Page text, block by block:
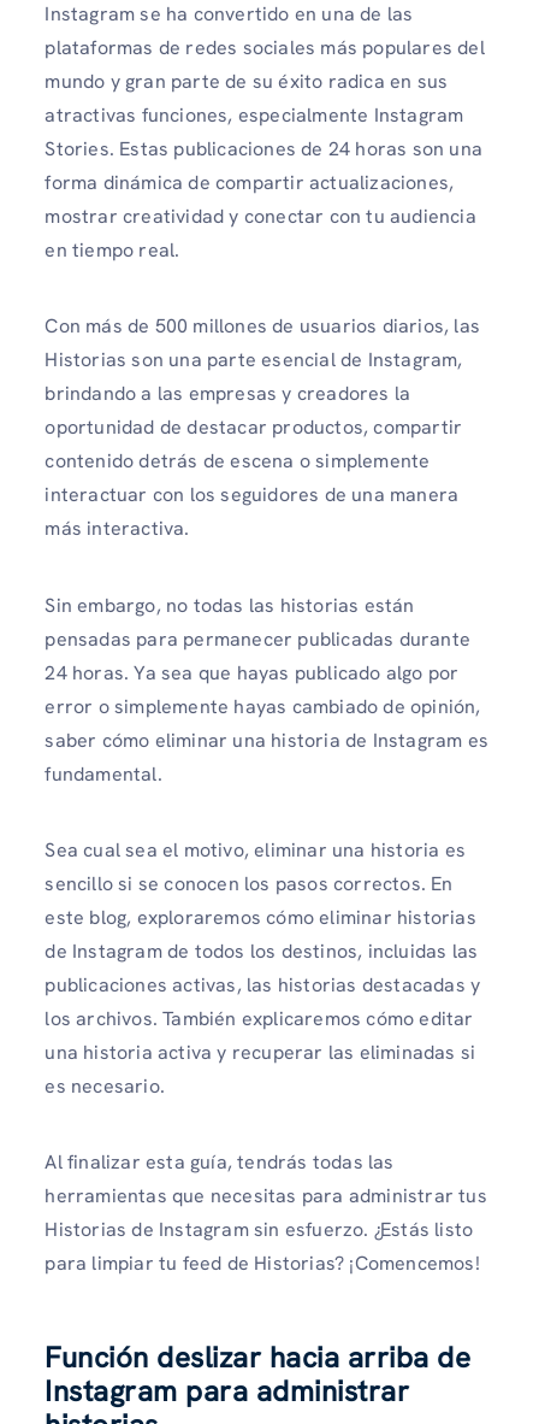
Instagram se ha convertido en una de las
plataformas de redes sociales más populares del
mundo y gran parte de su éxito radica en sus
atractivas funciones, especialmente Instagram
Stories. Estas publicaciones de 24 horas son una
forma dinámica de compartir actualizaciones,
mostrar creatividad y conectar con tu audiencia
en tiempo real.
Con más de 500 millones de usuarios diarios, las
Historias son una parte esencial de Instagram,
brindando a las empresas y creadores la
oportunidad de destacar productos, compartir
contenido detrás de escena o simplemente
interactuar con los seguidores de una manera
más interactiva.
Sin embargo, no todas las historias están
pensadas para permanecer publicadas durante
24 horas. Ya sea que hayas publicado algo por
error o simplemente hayas cambiado de opinión,
saber cómo eliminar una historia de Instagram es
fundamental.
Sea cual sea el motivo, eliminar una historia es
sencillo si se conocen los pasos correctos. En
este blog, exploraremos cómo eliminar historias
de Instagram de todos los destinos, incluidas las
publicaciones activas, las historias destacadas y
los archivos. También explicaremos cómo editar
una historia activa y recuperar las eliminadas si
es necesario.
Al finalizar esta guía, tendrás todas las
herramientas que necesitas para administrar tus
Historias de Instagram sin esfuerzo. ¿Estás listo
para limpiar tu feed de Historias? ¡Comencemos!
Función deslizar hacia arriba de
Instagram para administrar